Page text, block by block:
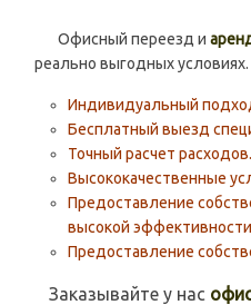
Офисный переезд и
реально выгодных
Индивидуальный
Бесплатный выезд
Точный расчет расходов.
Высококачественные
Предоставление
высокой
Предоставление
Заказывайте у нас